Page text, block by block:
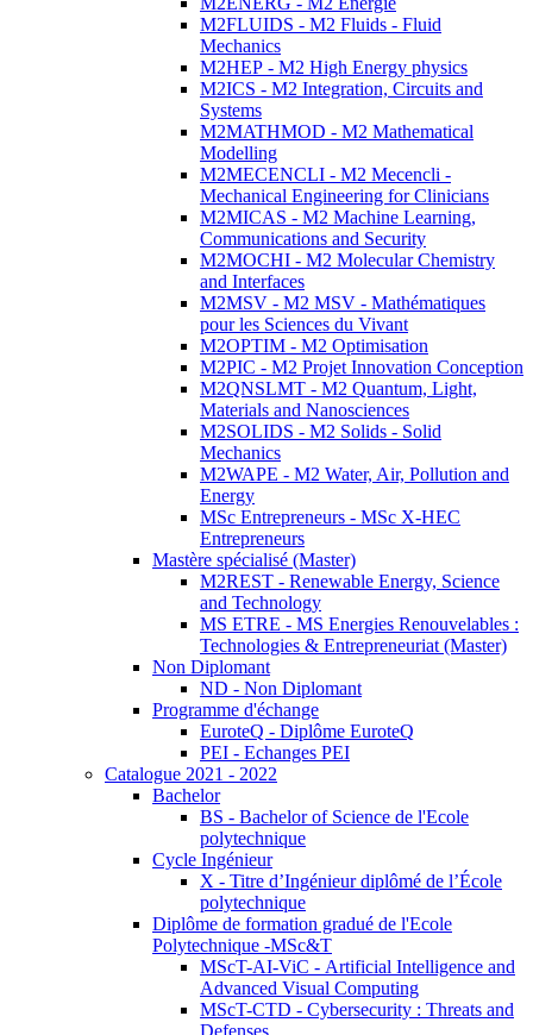
M2FLUIDS - M2 Fluids - Fluid
Mechanics
M2HEP - M2 High Energy physics
M2ICS - M2 Integration, Circuits and
Systems
M2MATHMOD - M2 Mathematical
Modelling
M2MECENCLI - M2 Mecencli -
Mechanical Engineering for Clinicians
M2MICAS - M2 Machine Learning,
Communications and Security
M2MOCHI - M2 Molecular Chemistry
and Interfaces
M2MSV - M2 MSV - Mathématiques
pour les Sciences du Vivant
M2OPTIM - M2 Optimisation
M2PIC - M2 Projet Innovation Conception
M2QNSLMT - M2 Quantum, Light,
Materials and Nanosciences
M2SOLIDS - M2 Solids - Solid
Mechanics
M2WAPE - M2 Water, Air, Pollution and
Energy
MSc Entrepreneurs - MSc X-HEC
Entrepreneurs
Mastère spécialisé (Master)
M2REST - Renewable Energy, Science
and Technology
MS ETRE - MS Energies Renouvelables :
Technologies & Entrepreneuriat (Master)
Non Diplomant
ND - Non Diplomant
Programme d'échange
EuroteQ - Diplôme EuroteQ
PEI - Echanges PEI
Catalogue 2021 - 2022
Bachelor
BS - Bachelor of Science de l'Ecole
polytechnique
Cycle Ingénieur
X - Titre d’Ingénieur diplômé de l’École
polytechnique
Diplôme de formation gradué de l'Ecole
Polytechnique -MSc&T
MScT-AI-ViC - Artificial Intelligence and
Advanced Visual Computing
MScT-CTD - Cybersecurity : Threats and
Defenses